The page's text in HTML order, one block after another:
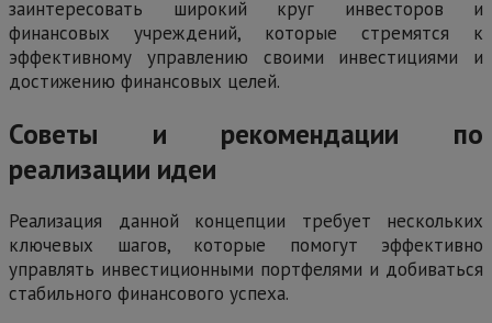
заинтересовать широкий круг инвесторов и
финансовых учреждений, которые стремятся к
эффективному управлению своими инвестициями и
достижению финансовых целей.
Советы и рекомендации по
реализации идеи
Реализация данной концепции требует нескольких
ключевых шагов, которые помогут эффективно
управлять инвестиционными портфелями и добиваться
стабильного финансового успеха.